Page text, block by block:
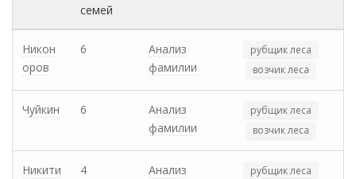
семей
Никон
оров
6
Анализ
фамилии
рубщик леса
возчик леса
Чуйкин 6
Анализ
фамилии
рубщик леса
возчик леса
Никити
4
Анализ
рубщик леса